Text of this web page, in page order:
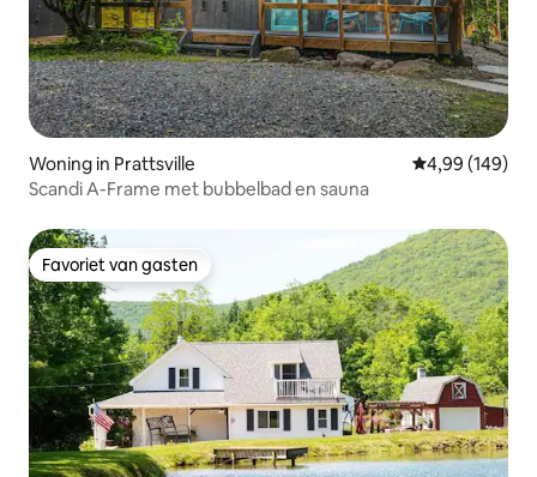
Woning in Prattsville Gemiddelde
4,99 (149)
Scandi A-Frame met bubbelbad en sauna
Favoriet van gasten
Favoriet van gasten